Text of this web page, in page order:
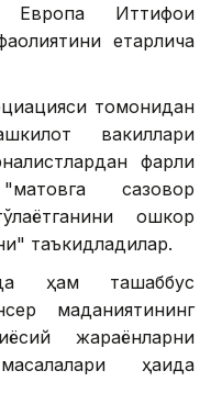
Европа Иттифоқи
етарлича
томонидан
вакиллари
фарқли
сазовор
ошкор
таъкидладилар.
ҳам ташаббус
маданиятининг
жараёнларни
ҳақида